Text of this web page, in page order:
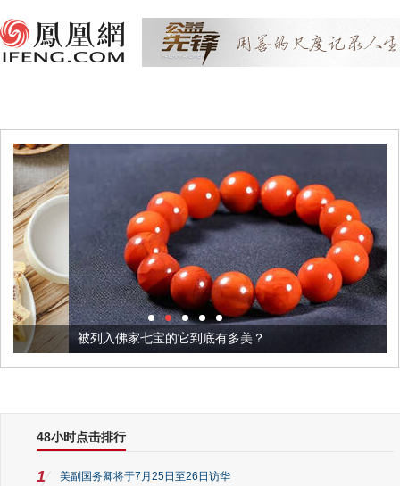
被列入佛家七宝的它到底有多美？
48小时点击排行
1 美副国务卿将于7月25日至26日访华